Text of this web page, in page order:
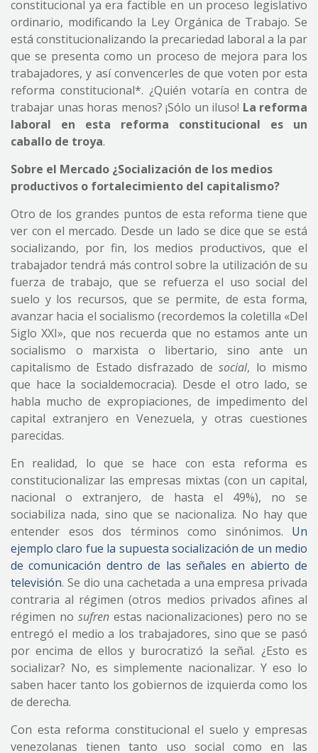
constitucional ya era factible en un proceso legislativo
ordinario, modificando la Ley Orgánica de Trabajo. Se
está constitucionalizando la precariedad laboral a la par
que se presenta como un proceso de mejora para los
trabajadores, y así convencerles de que voten por esta
reforma constitucional*. ¿Quién votaría en contra de
trabajar unas horas menos? ¡Sólo un iluso! La reforma
laboral en esta reforma constitucional es un
caballo de troya.
Sobre el Mercado ¿Socialización de los medios
productivos o fortalecimiento del capitalismo?
Otro de los grandes puntos de esta reforma tiene que
ver con el mercado. Desde un lado se dice que se está
socializando, por fin, los medios productivos, que el
trabajador tendrá más control sobre la utilización de su
fuerza de trabajo, que se refuerza el uso social del
suelo y los recursos, que se permite, de esta forma,
avanzar hacia el socialismo (recordemos la coletilla «Del
Siglo XXI», que nos recuerda que no estamos ante un
socialismo o marxista o libertario, sino ante un
capitalismo de Estado disfrazado desocial, lo mismo
que hace la socialdemocracia). Desde el otro lado, se
habla mucho de expropiaciones, de impedimento del
capital extranjero en Venezuela, y otras cuestiones
parecidas.
En realidad, lo que se hace con esta reforma es
constitucionalizar las empresas mixtas (con un capital,
nacional o extranjero, de hasta el 49%), no se
sociabiliza nada, sino que se nacionaliza. No hay que
entender esos dos términos como sinónimos. Un
ejemplo claro fue la supuesta socialización de un medio
de comunicación dentro de las señales en abierto de
televisión. Se dio una cachetada a una empresa privada
contraria al régimen (otros medios privados afines al
régimen no sufrenestas nacionalizaciones) pero no se
entregó el medio a los trabajadores, sino que se pasó
por encima de ellos y burocratizó la señal. ¿Esto es
socializar? No, es simplemente nacionalizar. Y eso lo
saben hacer tanto los gobiernos de izquierda como los
de derecha.
Con esta reforma constitucional el suelo y empresas
venezolanas tienen tanto uso social como en las